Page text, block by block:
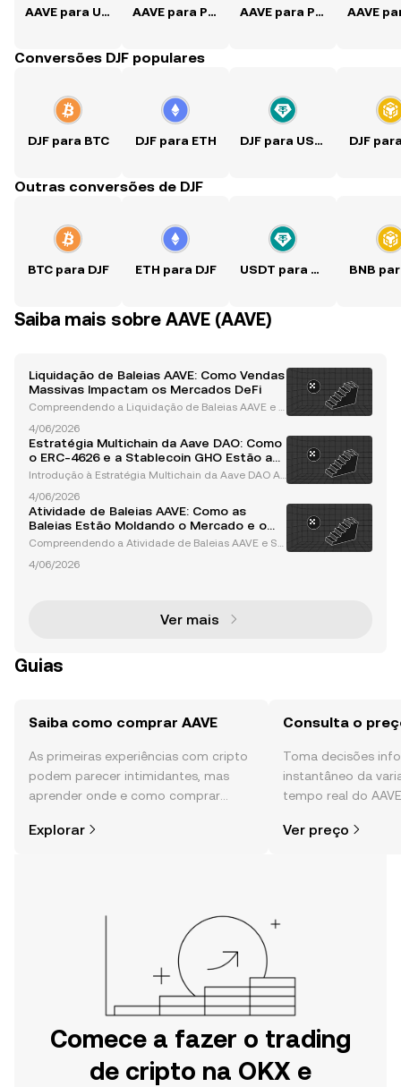
AAVE para USD AAVE para PKR AAVE para PHP
Conversões DJF populares
DJF para BTC DJF para ETH DJF para USDT DJF
Outras conversões de DJF
BTC para DJF ETH para DJF USDT para DJF BNB
Saiba mais sobre AAVE (AAVE)
Liquidação de Baleias AAVE: Como Vendas
Massivas Impactam os Mercados DeFi
Compreendendo a Liquidação de Baleias AAVE e S
entores de criptomoedas, desempenham um papel
crucial na dinâmica do mercado de criptomoedas.
Suas ativida
4/06/2026
Estratégia Multichain da Aave DAO: Como
o ERC-4626 e a Stablecoin GHO Estão a
Moldar o Futuro
Introdução à Estratégia Multichain da Aave DAO A
(DeFi), tem consistentemente ultrapassado os limite
s da inovação no espaço das criptomoedas. Opera
ndo s
4/06/2026
Atividade de Baleias AAVE: Como as
Baleias Estão Moldando o Mercado e o
Que Isso Significa para os Investidores
Compreendendo a Atividade de Baleias AAVE e Se
tocolos de finanças descentralizadas (DeFi), tornou
4/06/2026
Ver mais
Guias
Saiba como comprar AAVE
As primeiras experiências com cripto
podem parecer intimidantes, mas
aprender onde e como comprar
Começa a tua viagem na aplicação
Explorar
Consulta o
Toma decisões
instantâneo da
tempo real do
Ver preço
Comece a fazer o trading
de cripto na OKX e